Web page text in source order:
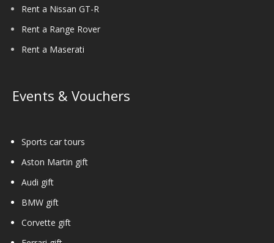
Rent a Nissan GT-R
Rent a Range Rover
Rent a Maserati
Events & Vouchers
Sports car tours
Aston Martin gift
Audi gift
BMW gift
Corvette gift